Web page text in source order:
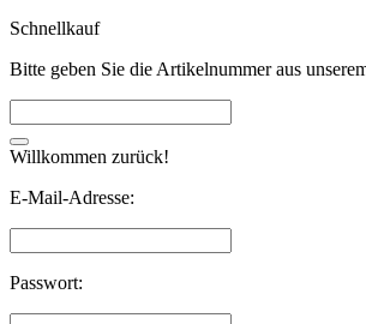
Schnellkauf
Bitte geben Sie die Artikelnummer aus
Willkommen zurück!
E-Mail-Adresse:
Passwort: